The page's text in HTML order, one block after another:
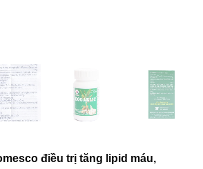
điều trị tăng lipid máu,